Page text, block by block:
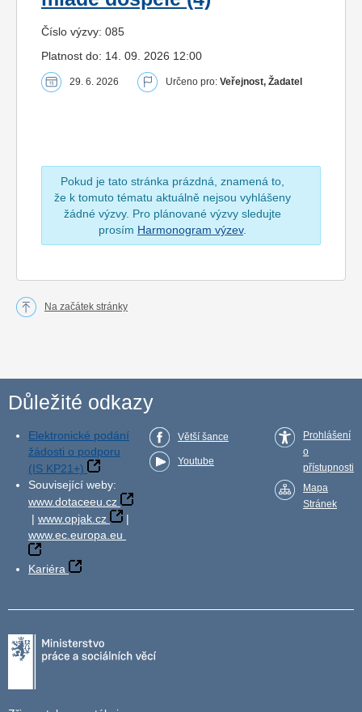
Číslo výzvy: 085
Platnost do: 14. 09. 2026 12:00
29. 6. 2026 Určeno pro: Veřejnost, Žadatel
Pokud je tato stránka prázdná, znamená to,
že k tomuto tématu aktuálně nejsou vyhlášeny
žádné výzvy. Pro plánované výzvy sledujte
prosím Harmonogram výzev.
Na začátek stránky
Důležité odkazy
Elektronické podání
žádosti o podporu
(IS KP21+)
Související weby:
www.dotaceeu.cz
| www.opjak.cz
|
www.ec.europa.eu
Kariéra
Větší šance
Youtube
Prohlášení
o
přístupnosti
Mapa
Stránek